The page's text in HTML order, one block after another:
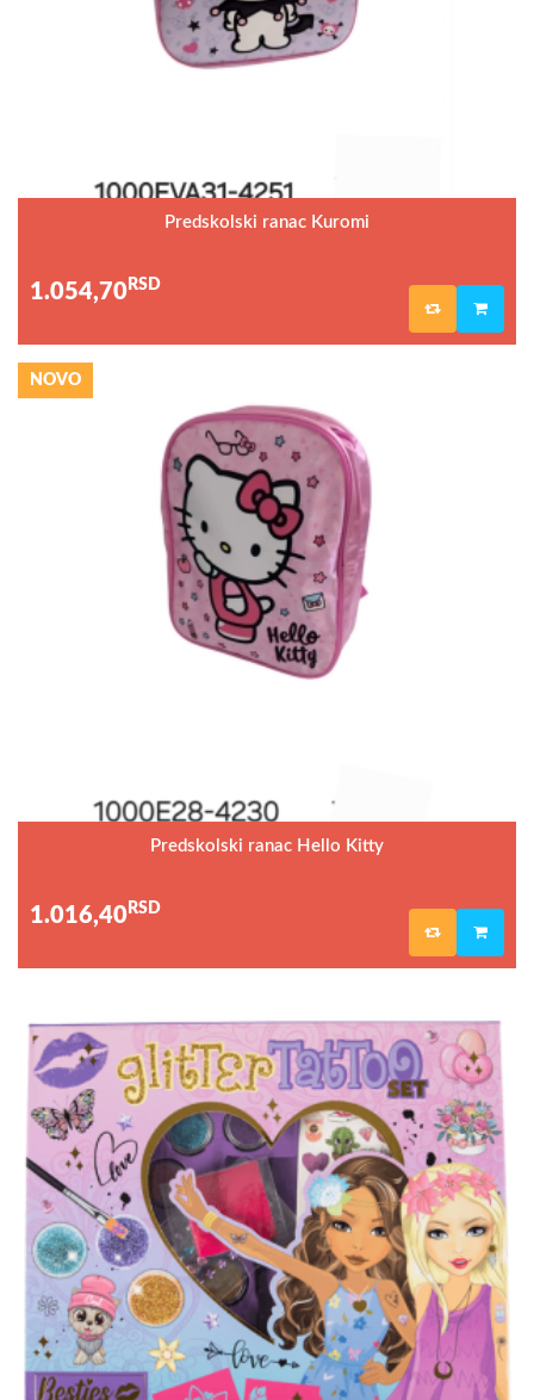
Predskolski ranac Kuromi
1.054,70 RSD
NOVO
Predskolski ranac Hello Kitty
1.016,40 RSD